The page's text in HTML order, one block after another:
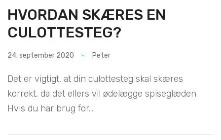
HVORDAN SKÆRES EN
CULOTTESTEG?
24. september 2020 Peter
Det er vigtigt, at din culottesteg skal skæres
korrekt, da det ellers vil ødelægge spiseglæden.
Hvis du har brug for...